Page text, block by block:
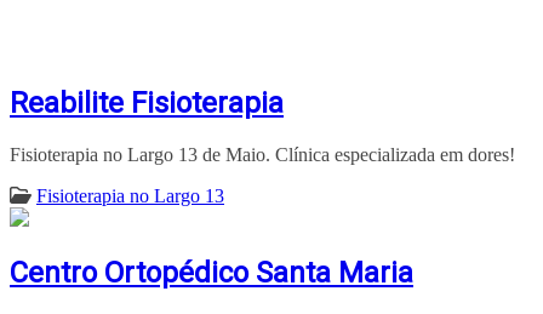
Reabilite Fisioterapia
Fisioterapia no Largo 13 de Maio. Clínica especializada em dores!
Fisioterapia no Largo 13
Centro Ortopédico Santa Maria